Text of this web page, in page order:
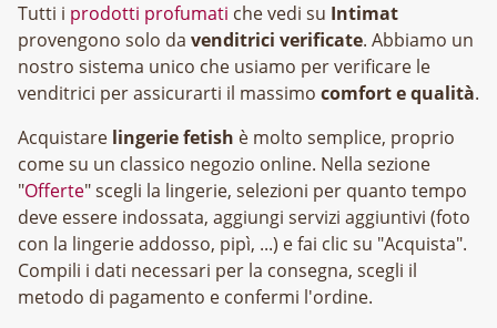
Tutti i prodotti profumati che vedi su Intimat
provengono solo da venditrici verificate. Abbiamo un
nostro sistema unico che usiamo per verificare le
venditrici per assicurarti il massimo comfort e qualità.
Acquistare lingerie fetish è molto semplice, proprio
come su un classico negozio online. Nella sezione
"Offerte" scegli la lingerie, selezioni per quanto tempo
deve essere indossata, aggiungi servizi aggiuntivi (foto
con la lingerie addosso, pipì, ...) e fai clic su "Acquista".
Compili i dati necessari per la consegna, scegli il
metodo di pagamento e confermi l'ordine.